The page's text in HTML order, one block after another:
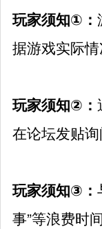
玩家须知①：
据游戏实际情
玩家须知②：
在论坛发贴询
玩家须知③：
事”等浪费时